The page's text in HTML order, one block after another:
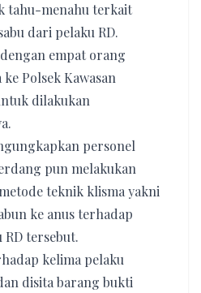
tahu-menahu terkait
dari pelaku RD.
empat orang
Polsek Kawasan
dilakukan
personel
pun melakukan
teknik klisma yakni
ke anus terhadap
tersebut.
kelima pelaku
disita barang bukti